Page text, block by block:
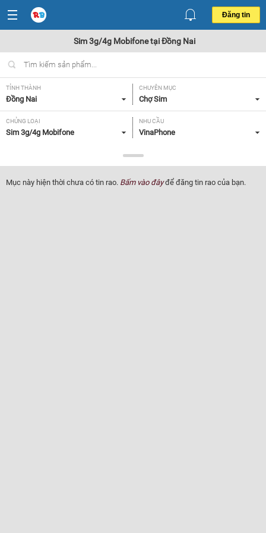
Đăng tin
Sim 3g/4g Mobifone tại Đồng Nai
TỈNH THÀNH
Đồng Nai
CHUYÊN MỤC
Chợ Sim
CHỦNG LOẠI
Sim 3g/4g Mobifone
NHU CẦU
VinaPhone
Tất cả
Mục này hiện thời chưa có tin rao. Bấm vào đâyđể đăng tin rao của bạn.